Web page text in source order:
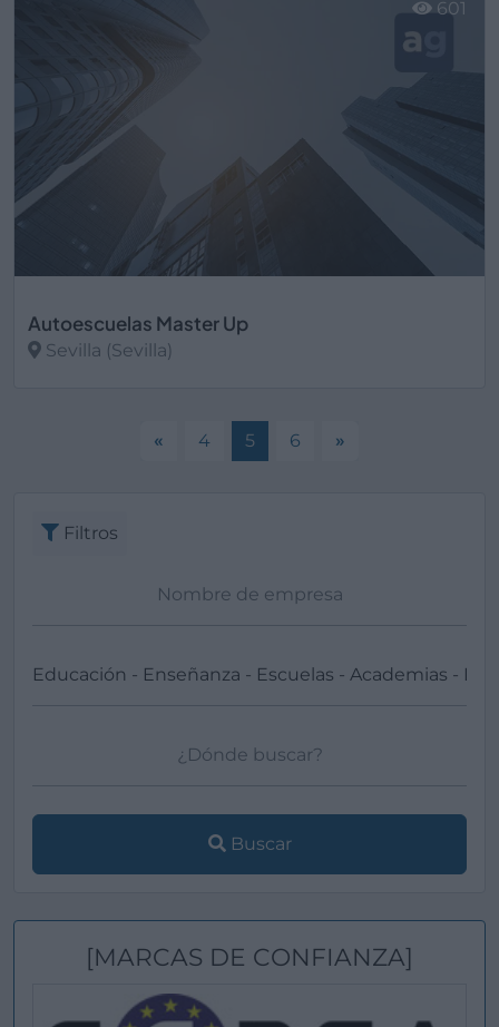
Autoescuelas Master Up
Sevilla (Sevilla)
601
« 4 5 6 »
Filtros
Buscar
[MARCAS DE CONFIANZA]